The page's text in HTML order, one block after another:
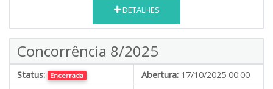
DETALHES
Concorrência 8/2025
Status: Encerrada Abertura: 17/10/2025 00:00